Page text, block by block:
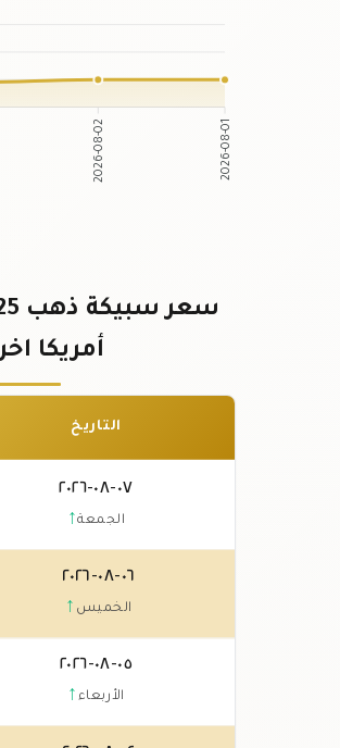
2026-08-02 2026-08-01
أمريكا اخر 7
التاريخ
٠٧-٠٨-٢٠٢٦
الجمعة↑
٠٦-٠٨-٢٠٢٦
الخميس ↑
٠٥-٠٨-٢٠٢٦
الأربعاء ↑